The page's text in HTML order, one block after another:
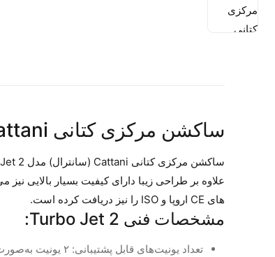
ساکشن مرکزی کتانی Cattani (سانترال) مدل 2 Turbo Jet
های CE اروپا و ISO را نیز دریافت کرده است.
مشخصات فنی 2 Turbo Jet:
تعداد یونیت‌های قابل پشتیبانی: ۲ یونیت به‌صورت همزمان